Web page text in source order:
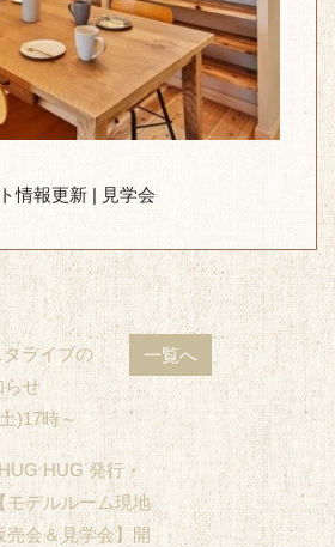
情報更新 | 見学会
ライブの
らせ
)17時～
一覧へ
HUG HUG 発行・
【モデルルーム現地
売会＆見学会】開